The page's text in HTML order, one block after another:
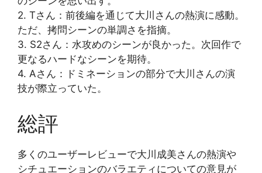
2. Tさん：前後編を通じて大川さんの熱演に感動。
ただ、拷問シーンの単調さを指摘。
3. S2さん：水攻めのシーンが良かった。次回作で
更なるハードなシーンを期待。
4. Aさん：ドミネーションの部分で大川さんの演
技が際立っていた。
総評
多くのユーザーレビューで大川成美さんの熱演や
シチュエーションのバラエティについての意見が